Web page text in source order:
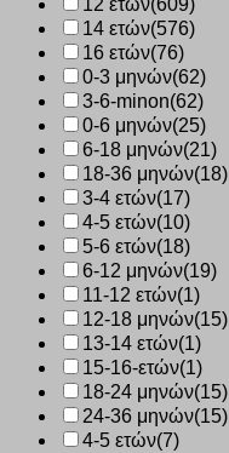
12 ετών(609)
14 ετών(576)
16 ετών(76)
0-3 μηνών(62)
3-6-minon(62)
0-6 μηνών(25)
6-18 μηνών(21)
18-36 μηνών(18)
3-4 ετών(17)
4-5 ετών(10)
5-6 ετών(18)
6-12 μηνών(19)
11-12 ετών(1)
12-18 μηνών(15)
13-14 ετών(1)
15-16-ετών(1)
18-24 μηνών(15)
24-36 μηνών(15)
4-5 ετών(7)